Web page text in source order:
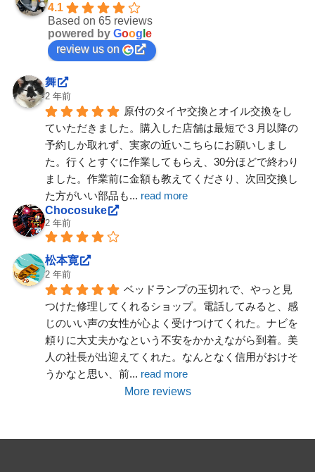
4.1
Based on 65 reviews
powered by Goog e
review us on
舞
2 年前
原付のタイヤ交換とオイル交換をし
ていただきました。購入した店舗は最短で３月以降の
予約しか取れず、実家の近いこちらにお願いしまし
た。行くとすぐに作業してもらえ、30分ほどで終わり
ました。作業前に金額も教えてくださり、次回交換し
た方がいい部品も... read more
Chocosuke
2 年前
松本寛
2 年前
ベッドランプの玉切れで、やっと見
つけた修理してくれるショップ。電話してみると、感
じのいい声の女性が心よく受けつけてくれた。ナビを
頼りに大丈夫かなという不安をかかえながら到着。美
人の社長が出迎えてくれた。なんとなく信用がおけそ
うかなと思い、前... read more
More reviews